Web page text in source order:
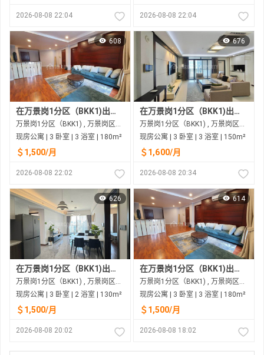
2026-08-08 22:04 2026-08-08 22:04
608
在万景岗1分区（BKK1)出租的现房公寓
万景岗1分区（BKK1) , 万景岗区（BKK) , 金边市
现房公寓 | 3 卧室 | 3 浴室 | 180m²
＄1,500/月
2026-08-08 22:02
676
在万景岗1分区（BKK1)出租的现房公寓
万景岗1分区（BKK1) , 万景岗区（BKK) , 金边市
现房公寓 | 3 卧室 | 3 浴室 | 150m²
＄1,600/月
2026-08-08 20:34
626
在万景岗1分区（BKK1)出租的现房公寓
万景岗1分区（BKK1) , 万景岗区（BKK) , 金边市
现房公寓 | 3 卧室 | 2 浴室 | 130m²
＄1,500/月
2026-08-08 20:02
614
在万景岗1分区（BKK1)出租的现房公寓
万景岗1分区（BKK1) , 万景岗区（BKK) , 金边市
现房公寓 | 3 卧室 | 3 浴室 | 180m²
＄1,500/月
2026-08-08 18:02